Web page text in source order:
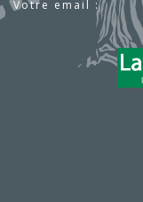
Votre email :